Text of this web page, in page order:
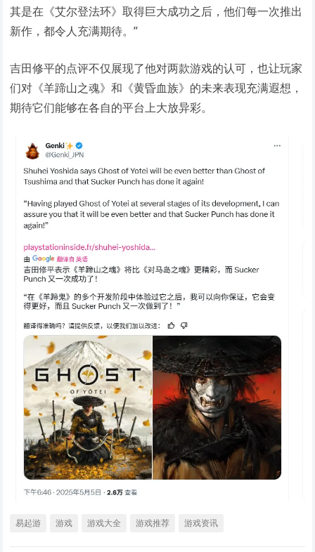
其是在《艾尔登法环》取得巨大成功之后，他们每一次推出
新作，都令人充满期待。”
吉田修平的点评不仅展现了他对两款游戏的认可，也让玩家
们对《羊蹄山之魂》和《黄昏血族》的未来表现充满遐想，
期待它们能够在各自的平台上大放异彩。
易起游 游戏 游戏大全 游戏推荐 游戏资讯